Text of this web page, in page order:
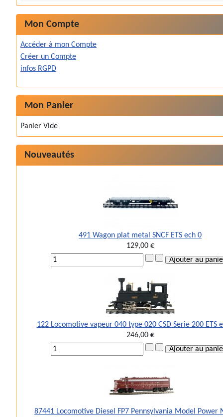
Mon Compte
Accéder à mon Compte
Créer un Compte
infos RGPD
Mon Panier
Panier Vide
Nouveautés
491 Wagon plat metal SNCF ETS ech 0
129,00 €
122 Locomotive vapeur 040 type 020 CSD Serie 200 ETS
246,00 €
87441 Locomotive Diesel FP7 Pennsylvania Model Power